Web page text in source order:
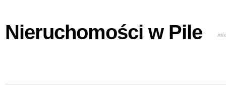
Nieruchomości w Pile